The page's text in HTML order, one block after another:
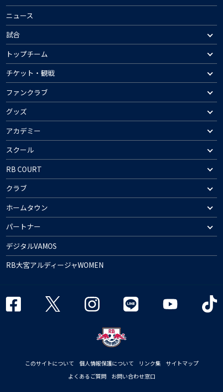
ニュース
試合
トップチーム
チケット・観戦
ファンクラブ
グッズ
アカデミー
スクール
RB COURT
クラブ
ホームタウン
パートナー
デジタルVAMOS
RB大宮アルディージャWOMEN
このサイトについて 個人情報保護について リンク集
サイトマップ
よくあるご質問
お問い合わせ窓口